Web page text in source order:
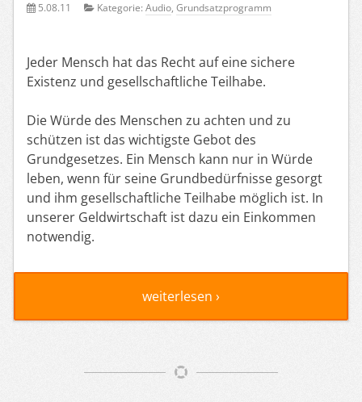
5.08.11 Kategorie: Audio, Grundsatzprogramm
Jeder Mensch hat das Recht auf eine sichere
Existenz und gesellschaftliche Teilhabe.
Die Würde des Menschen zu achten und zu
schützen ist das wichtigste Gebot des
Grundgesetzes. Ein Mensch kann nur in Würde
leben, wenn für seine Grundbedürfnisse gesorgt
und ihm gesellschaftliche Teilhabe möglich ist. In
unserer Geldwirtschaft ist dazu ein Einkommen
notwendig.
weiterlesen ›